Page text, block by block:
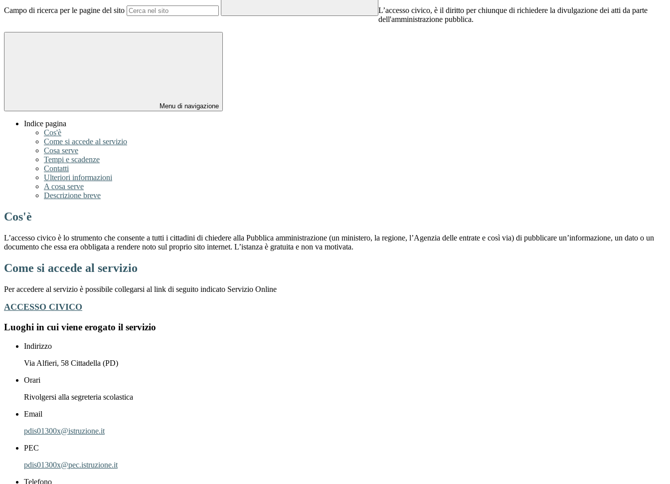
Campo di ricerca per le pagine del sito
L’accesso civico, è il diritto per chiunque di richiedere la divulgazione dei atti da parte
dell'amministrazione pubblica.
Menu di navigazione
Indice pagina
Cos'è
Come si accede al servizio
Cosa serve
Tempi e scadenze
Contatti
Ulteriori informazioni
A cosa serve
Descrizione breve
Cos'è
L’accesso civico è lo strumento che consente a tutti i cittadini di chiedere alla Pubblica amministrazione (un ministero, la regione, l’Agenzia delle entrate e così via) di pubblicare un’informazione, un dato o un
documento che essa era obbligata a rendere noto sul proprio sito internet. L’istanza è gratuita e non va motivata.
Come si accede al servizio
Per accedere al servizio è possibile collegarsi al link di seguito indicato Servizio Online
ACCESSO CIVICO
Luoghi in cui viene erogato il servizio
Indirizzo
Via Alfieri, 58 Cittadella (PD)
Orari
Rivolgersi alla segreteria scolastica
Email
pdis01300x@istruzione.it
PEC
pdis01300x@pec.istruzione.it
Telefono